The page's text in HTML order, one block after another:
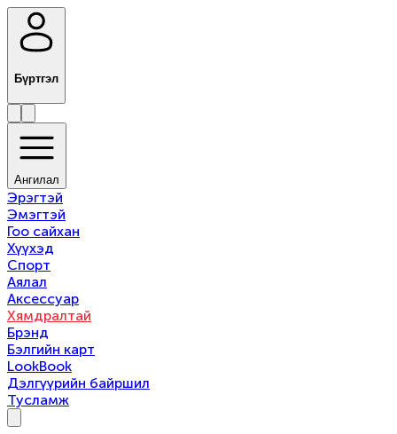
Бүртгэл
Ангилал
Эрэгтэй
Эмэгтэй
Гоо сайхан
Хүүхэд
Спорт
Аялал
Аксессуар
Хямдралтай
Брэнд
Бэлгийн карт
LookBook
Дэлгүүрийн байршил
Тусламж